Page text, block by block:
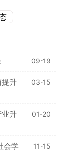
09-19
提升
03-15
业升
01-20
会学
11-15